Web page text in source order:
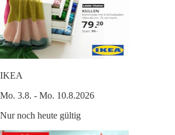
IKEA
Mo. 3.8. - Mo. 10.8.2026
Nur noch heute gültig